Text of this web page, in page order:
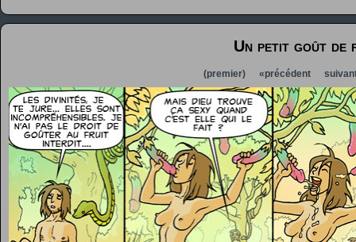
Un petit goût de
(premier) «précédent